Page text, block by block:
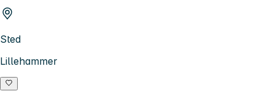
Sted
Lillehammer